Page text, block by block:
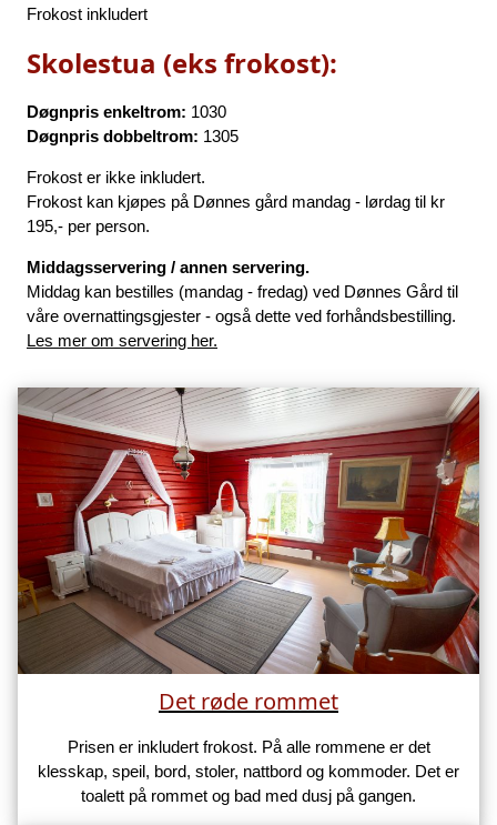
Frokost inkludert
Skolestua (eks frokost):
Døgnpris enkeltrom: 1030
Døgnpris dobbeltrom: 1305
Frokost er ikke inkludert.
Frokost kan kjøpes på Dønnes gård mandag - lørdag til kr
195,- per person.
Middagsservering / annen servering.
Middag kan bestilles (mandag - fredag) ved Dønnes Gård til
våre overnattingsgjester - også dette ved forhåndsbestilling.
Les mer om servering her.
Det røde rommet
Prisen er inkludert frokost. På alle rommene er det
klesskap, speil, bord, stoler, nattbord og kommoder. Det er
toalett på rommet og bad med dusj på gangen.